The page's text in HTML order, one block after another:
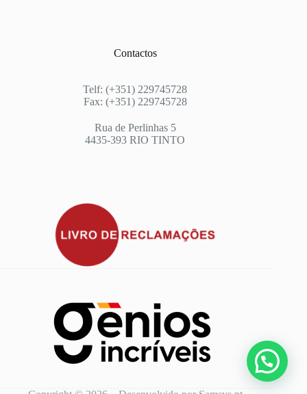
Contactos
Telf: (+351) 229745728
Fax: (+351) 229745728
Rua de Perlinhas 5
4435-393 RIO TINTO